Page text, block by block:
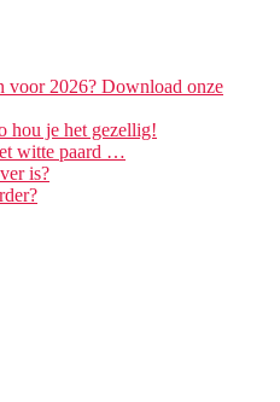
voor 2026? Download onze
hou je het gezellig!
witte paard …
is?